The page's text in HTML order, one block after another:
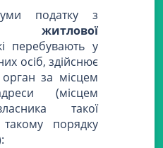
податку з
житлової
перебувають у
осіб, здійснює
за місцем
(місцем
такої
порядку